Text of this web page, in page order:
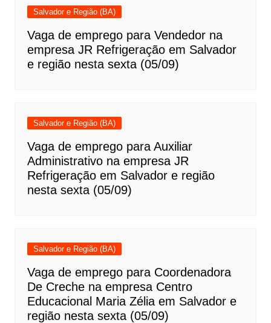
Salvador e Região (BA)
Vaga de emprego para Vendedor na
empresa JR Refrigeração em Salvador
e região nesta sexta (05/09)
Salvador e Região (BA)
Vaga de emprego para Auxiliar
Administrativo na empresa JR
Refrigeração em Salvador e região
nesta sexta (05/09)
Salvador e Região (BA)
Vaga de emprego para Coordenadora
De Creche na empresa Centro
Educacional Maria Zélia em Salvador e
região nesta sexta (05/09)